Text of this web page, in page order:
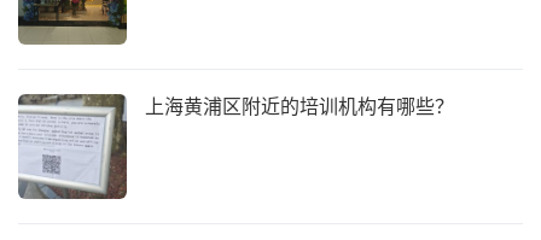
上海黄浦区附近的培训机构有哪些？